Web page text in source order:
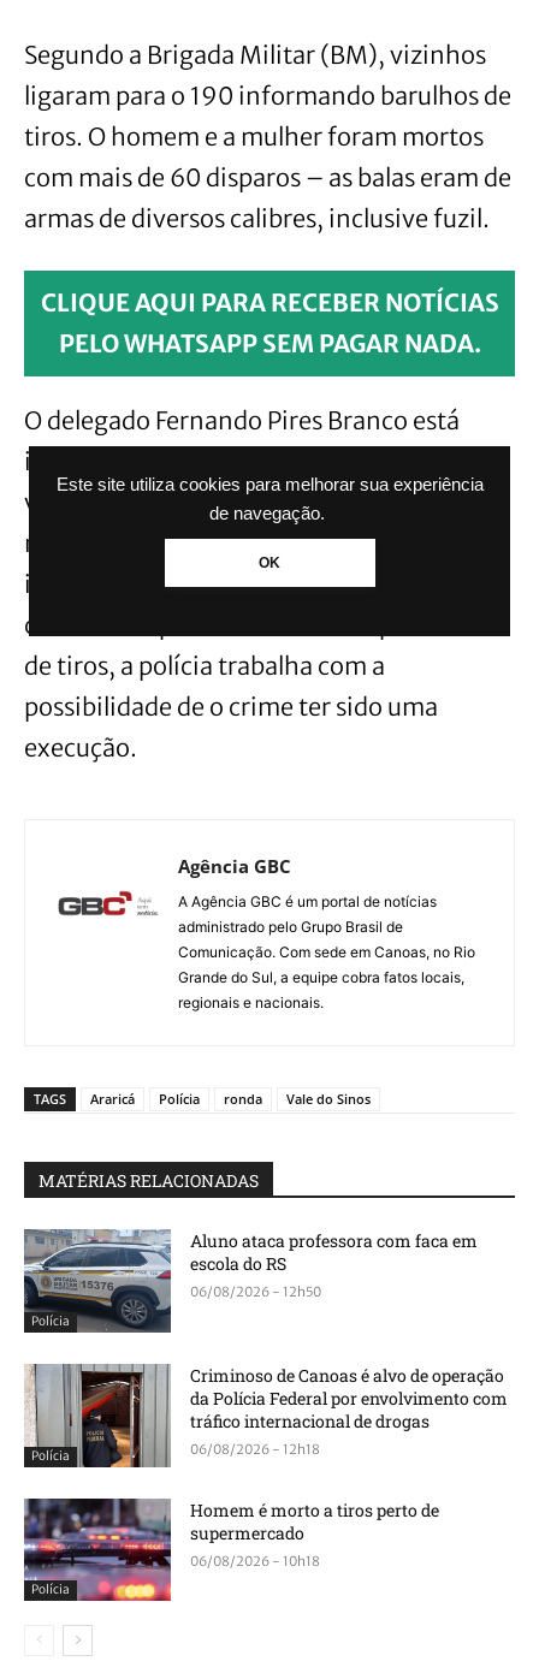
Este site utiliza cookies para melhorar sua experiência
de navegação.
OK
Segundo a Brigada Militar (BM), vizinhos
ligaram para o 190 informando barulhos de
tiros. O homem e a mulher foram mortos
com mais de 60 disparos – as balas eram de
armas de diversos calibres, inclusive fuzil.
CLIQUE AQUI PARA RECEBER NOTÍCIAS
PELO WHATSAPP SEM PAGAR NADA.
O delegado Fernando Pires Branco está
investigando o caso. Ele relatou que as
vítimas estavam jogando vídeo-game no
momento do crime. Ainda não há
informações sobre quem são os autores do
crime nem quantos eram. Pela quantidade
de tiros, a polícia trabalha com a
possibilidade de o crime ter sido uma
execução.
Agência GBC
A Agência GBC é um portal de notícias
administrado pelo Grupo Brasil de
Comunicação. Com sede em Canoas, no Rio
Grande do Sul, a equipe cobra fatos locais,
regionais e nacionais.
TAGS Araricá Polícia ronda Vale do Sinos
MATÉRIAS RELACIONADAS
Polícia
Aluno ataca professora com faca em
escola do RS
06/08/2026 - 12h50
Polícia
Criminoso de Canoas é alvo de operação
da Polícia Federal por envolvimento com
tráfico internacional de drogas
06/08/2026 - 12h18
Polícia
Homem é morto a tiros perto de
supermercado
06/08/2026 - 10h18